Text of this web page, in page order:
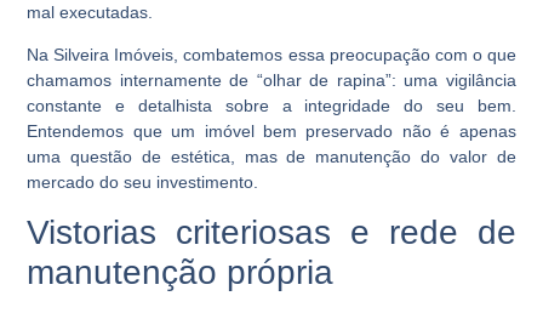
mal executadas.
Na Silveira Imóveis, combatemos essa preocupação com o que
chamamos internamente de “olhar de rapina”: uma vigilância
constante e detalhista sobre a integridade do seu bem.
Entendemos que um imóvel bem preservado não é apenas
uma questão de estética, mas de manutenção do valor de
mercado do seu investimento.
Vistorias criteriosas e rede de
manutenção própria